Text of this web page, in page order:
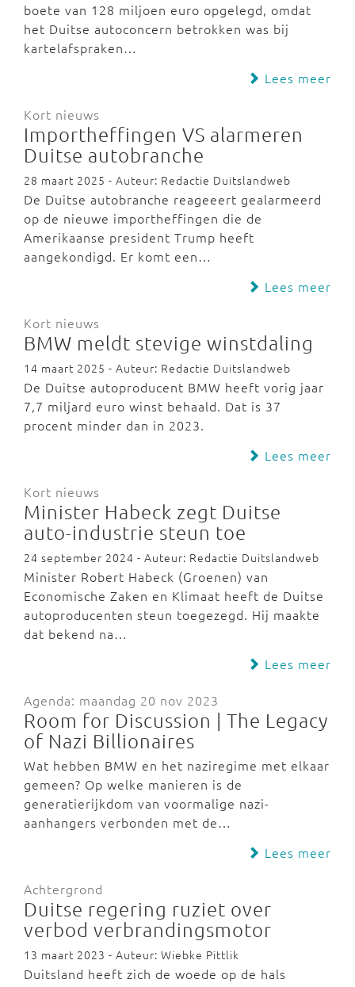
boete van 128 miljoen euro opgelegd, omdat
het Duitse autoconcern betrokken was bij
kartelafspraken…
Lees meer
Kort nieuws
Importheffingen VS alarmeren
Duitse autobranche
28 maart 2025 - Auteur: Redactie Duitslandweb
De Duitse autobranche reageeert gealarmeerd
op de nieuwe importheffingen die de
Amerikaanse president Trump heeft
aangekondigd. Er komt een…
Lees meer
Kort nieuws
BMW meldt stevige winstdaling
14 maart 2025 - Auteur: Redactie Duitslandweb
De Duitse autoproducent BMW heeft vorig jaar
7,7 miljard euro winst behaald. Dat is 37
procent minder dan in 2023.
Lees meer
Kort nieuws
Minister Habeck zegt Duitse
auto-industrie steun toe
24 september 2024 - Auteur: Redactie Duitslandweb
Minister Robert Habeck (Groenen) van
Economische Zaken en Klimaat heeft de Duitse
autoproducenten steun toegezegd. Hij maakte
dat bekend na…
Lees meer
Agenda: maandag 20 nov 2023
Room for Discussion | The Legacy
of Nazi Billionaires
Wat hebben BMW en het naziregime met elkaar
gemeen? Op welke manieren is de
generatierijkdom van voormalige nazi-
aanhangers verbonden met de…
Lees meer
Achtergrond
Duitse regering ruziet over
verbod verbrandingsmotor
13 maart 2023 - Auteur: Wiebke Pittlik
Duitsland heeft zich de woede op de hals